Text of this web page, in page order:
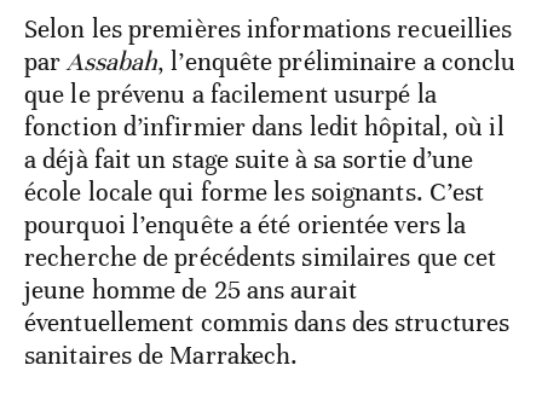
Selon les premières informations recueillies
parAssabah, l’enquête préliminaire a conclu
que le prévenu a facilement usurpé la
fonction d’infirmier dans ledit hôpital, où il
a déjà fait un stage suite à sa sortie d’une
école locale qui forme les soignants. C’est
pourquoi l’enquête a été orientée vers la
recherche de précédents similaires que cet
jeune homme de 25 ans aurait
éventuellement commis dans des structures
sanitaires de Marrakech.